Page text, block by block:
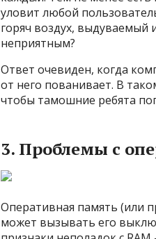
уловит любой
горяч воздух, выдуваемый
неприятным?
Ответ очевиден, когда
от него пованивает. В
чтобы тамошние ребята
3. Проблемы с
Оперативная память (или
может вызывать его